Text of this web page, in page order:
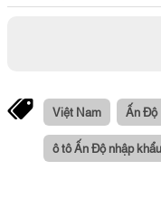
Việt Nam Ấn Độ
ô tô Ấn Độ nhập